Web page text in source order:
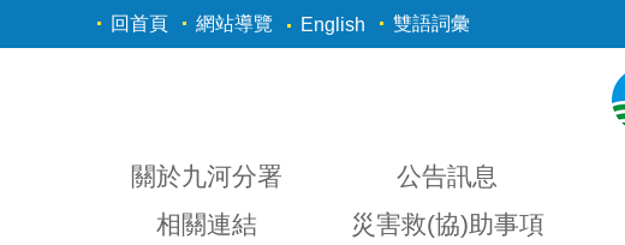
跳到主要內容區塊
回首頁 網站導覽 English 雙語詞彙
關於九河分署 公告訊息
相關連結
災害救(協)助事項